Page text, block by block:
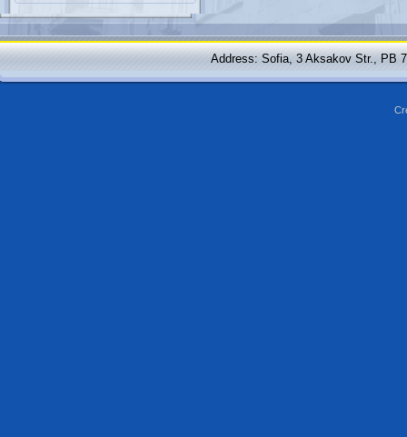
Address: Sofia, 3 Aksakov Str., PB